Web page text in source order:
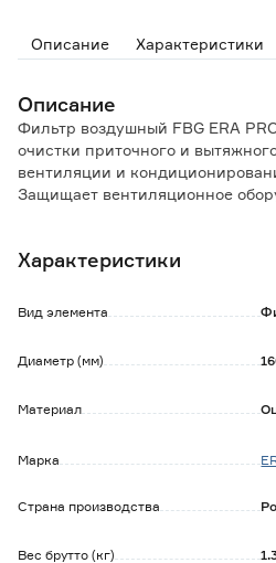
Описание Характеристики
Описание
Фильтр воздушный FBG ERA
очистки приточного и
вентиляции и
Защищает вентиляционное
применяется в качестве первой
Оснащен сменным фильтрующим
Характеристики
Вид элемента
Диаметр (мм)
Материал
Марка
Страна производства
Вес брутто (кг)